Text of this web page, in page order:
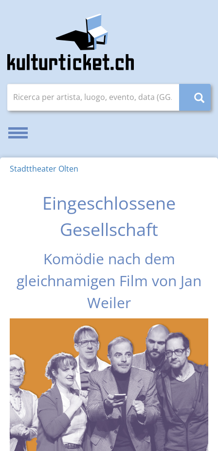
Attivare/disattivare la navigazione
Stadttheater Olten
Eingeschlossene
Gesellschaft
Komödie nach dem
gleichnamigen Film von Jan
Weiler